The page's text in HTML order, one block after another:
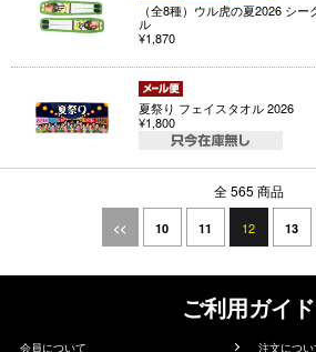
（全8種）ウル虎の夏2026 シ
ル
¥1,870
夏祭り フェイスタオル 2026
¥1,800
全 565 商品
<< 10 11 12 13
ご利用ガイド
会員について 注文につい